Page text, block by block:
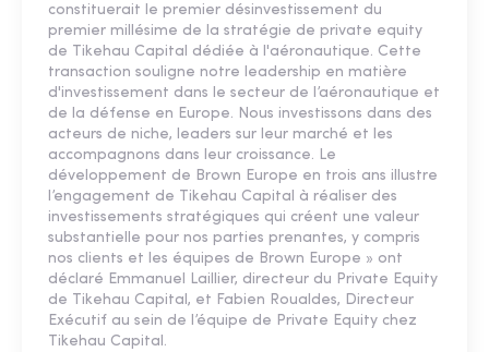
constituerait le premier désinvestissement du
premier millésime de la stratégie de private equity
de Tikehau Capital dédiée à l'aéronautique. Cette
transaction souligne notre leadership en matière
d'investissement dans le secteur de l’aéronautique et
de la défense en Europe. Nous investissons dans des
acteurs de niche, leaders sur leur marché et les
accompagnons dans leur croissance. Le
développement de Brown Europe en trois ans illustre
l’engagement de Tikehau Capital à réaliser des
investissements stratégiques qui créent une valeur
substantielle pour nos parties prenantes, y compris
nos clients et les équipes de Brown Europe » ont
déclaré Emmanuel Laillier, directeur du Private Equity
de Tikehau Capital, et Fabien Roualdes, Directeur
Exécutif au sein de l’équipe de Private Equity chez
Tikehau Capital.